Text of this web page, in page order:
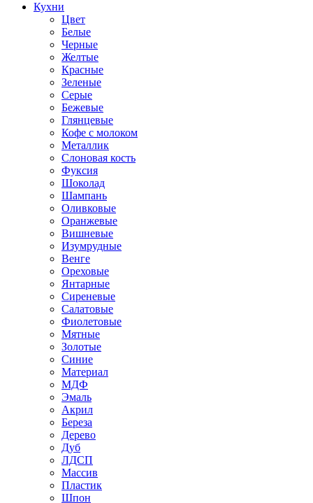
Кухни
Цвет
Белые
Черные
Желтые
Красные
Зеленые
Серые
Бежевые
Глянцевые
Кофе с молоком
Металлик
Слоновая кость
Фуксия
Шоколад
Шампань
Оливковые
Оранжевые
Вишневые
Изумрудные
Венге
Ореховые
Янтарные
Сиреневые
Салатовые
Фиолетовые
Мятные
Золотые
Синие
Материал
МДФ
Эмаль
Акрил
Береза
Дерево
Дуб
ЛДСП
Массив
Пластик
Шпон